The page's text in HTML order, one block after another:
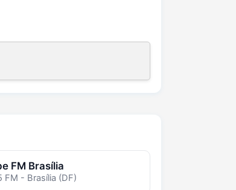
FM Brasília
FM - Brasília (DF)